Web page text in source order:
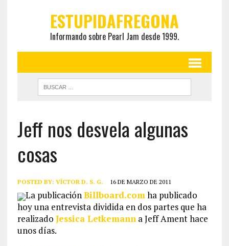
ESTUPIDAFREGONA
Informando sobre Pearl Jam desde 1999.
Jeff nos desvela algunas
cosas
POSTED BY: VÍCTOR D. S. G. 16 DE MARZO DE 2011
La publicaciónBillboard.comha publicado
hoy una entrevista dividida en dos partes que ha
realizado Jessica Letkemanna Jeff Ament hace
unos días.